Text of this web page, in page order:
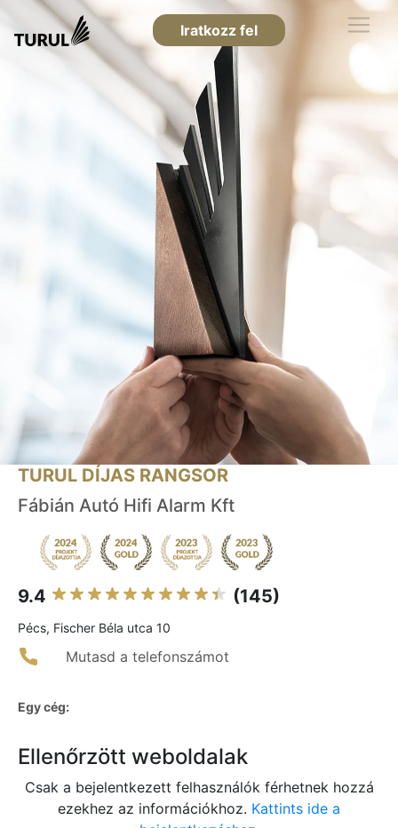
Iratkozz fel
TURUL DÍJAS RANGSOR
Fábián Autó Hifi Alarm Kft
9.4 (145)
Pécs, Fischer Béla utca 10
Mutasd a telefonszámot
Egy cég:
Ellenőrzött weboldalak
Csak a bejelentkezett felhasználók férhetnek hozzá
ezekhez az információkhoz. Kattints ide a